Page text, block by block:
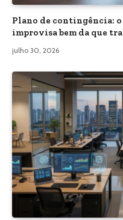
Plano de contingência: o
improvisa bem da que
julho 30, 2026